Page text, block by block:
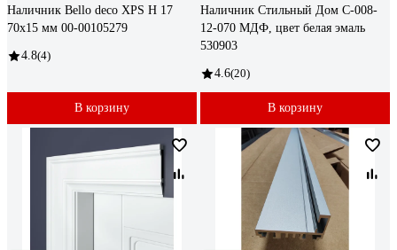
Наличник Bello deco XPS Н 17
70x15 мм 00-00105279
4.8(4)
В корзину
Наличник Стильный Дом С-008-
12-070 МДФ, цвет белая эмаль
530903
4.6(20)
В корзину